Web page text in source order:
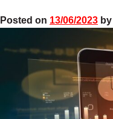
Posted on 13/06/2023 by